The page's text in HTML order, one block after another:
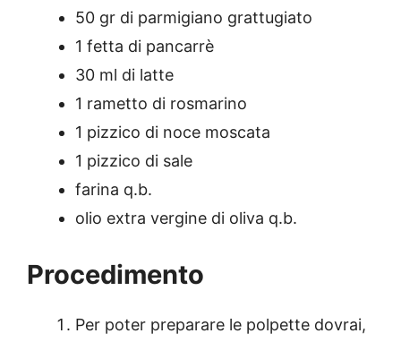
50 gr di parmigiano grattugiato
1 fetta di pancarrè
30 ml di latte
1 rametto di rosmarino
1 pizzico di noce moscata
1 pizzico di sale
farina q.b.
olio extra vergine di oliva q.b.
Procedimento
Per poter preparare le polpette dovrai,